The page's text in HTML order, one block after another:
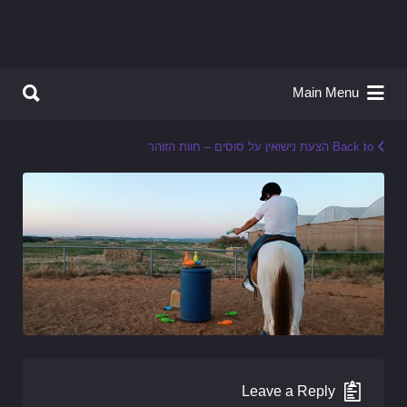
Main Menu
Back to הצעת נישואין על סוסים – חוות הזוהר
Leave a Reply